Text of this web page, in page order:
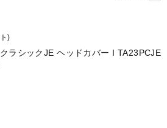
)
ラシックJE ヘッドカバー I TA23PCJE